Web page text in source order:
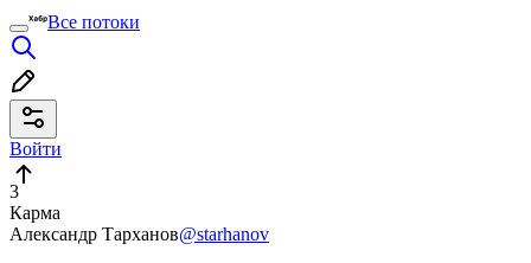
Все потоки
Войти
3
Карма
Александр Тарханов@starhanov